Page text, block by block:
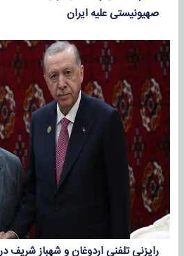
صهیونیستی علیه ایران
رایزنی تلفنی اردوغان و شهباز شریف